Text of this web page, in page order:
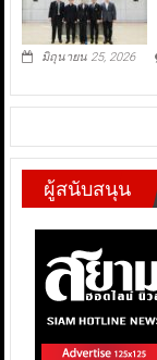
มิถุนายน 25, 2026
ผู้สนับสนุน